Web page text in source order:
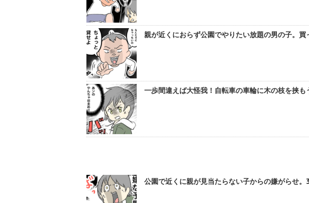
親が近くにおらず公園でやりたい放題の男の子。
一歩間違えば大怪我！自転車の車輪に木の枝を挟
公園で近くに親が見当たらない子からの嫌がらせ